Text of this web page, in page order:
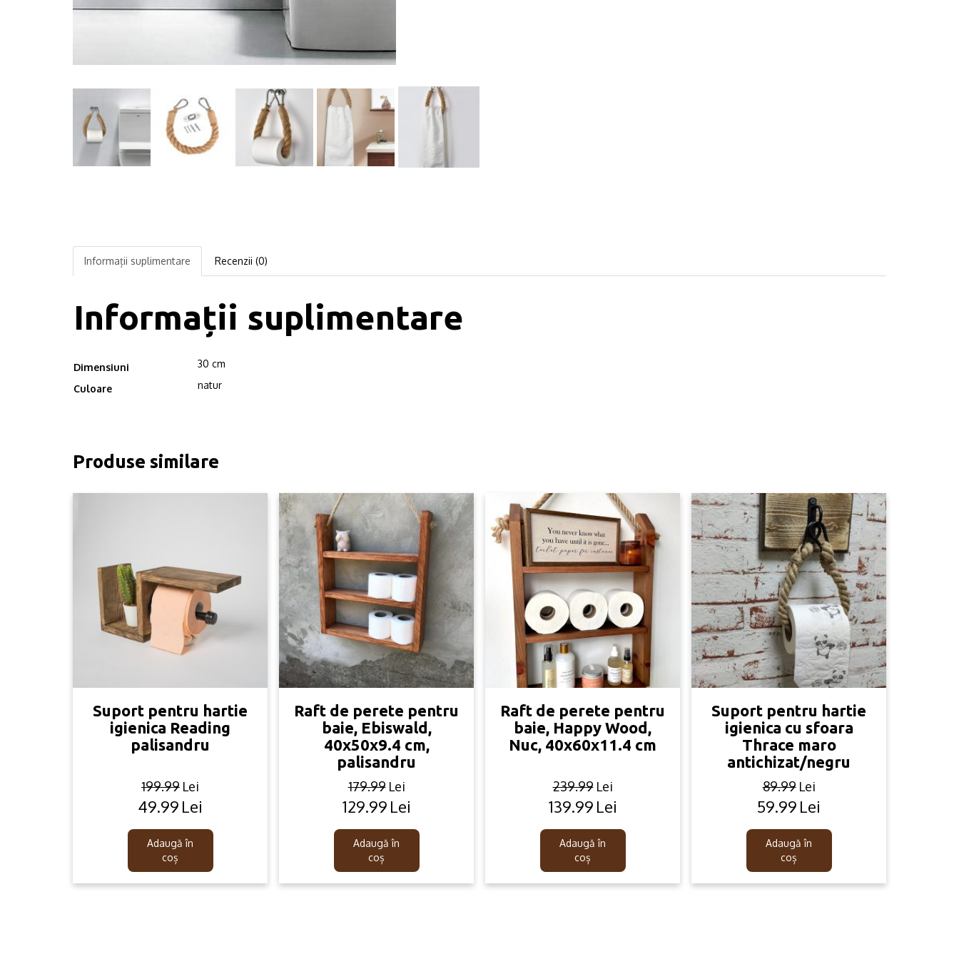
Informații suplimentare Recenzii (0)
Informații suplimentare
Dimensiuni 30 cm
Culoare natur
Produse similare
Suport pentru hartie
igienica Reading
palisandru
199.99 Lei
Original
was:
199.99lei.
49.99 Lei
Current
is:
49.99lei.
Adaugă în
coș
Raft de perete pentru
baie, Ebiswald,
40x50x9.4 cm,
palisandru
179.99 Lei
Original
was:
179.99lei.
129.99 Lei
Current
is:
129.99lei.
Adaugă în
coș
Raft de perete pentru
baie, Happy Wood,
Nuc, 40x60x11.4 cm
239.99 Lei
Original
was:
239.99lei.
139.99 Lei
Current
is:
139.99lei.
Adaugă în
coș
Suport pentru hartie
igienica cu sfoara
Thrace maro
antichizat/negru
89.99 Lei
Original
was:
89.99lei.
59.99 Lei
Current
is:
59.99lei.
Adaugă în
coș